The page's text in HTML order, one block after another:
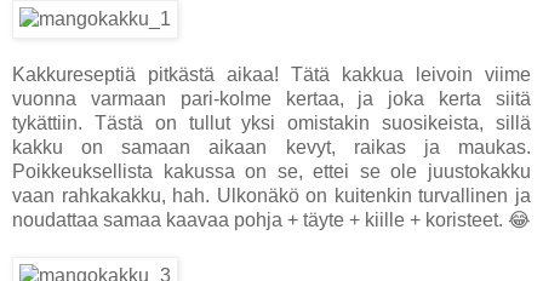
Kakkureseptiä pitkästä aikaa! Tätä kakkua leivoin viime
vuonna varmaan pari-kolme kertaa, ja joka kerta siitä
tykättiin. Tästä on tullut yksi omistakin suosikeista, sillä
kakku on samaan aikaan kevyt, raikas ja maukas.
Poikkeuksellista kakussa on se, ettei se ole juustokakku
vaan rahkakakku, hah. Ulkonäkö on kuitenkin turvallinen ja
noudattaa samaa kaavaa pohja + täyte + kiille + koristeet. 😂